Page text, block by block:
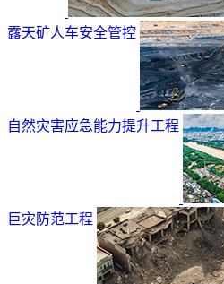
露天矿人车安全管控
自然灾害应急能力提升工程
巨灾防范工程